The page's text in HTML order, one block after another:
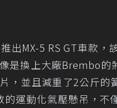
出MX-5 RS GT車款
是換上大廠Brembo的
，並且減重了2公斤
運動化氣壓懸吊，不